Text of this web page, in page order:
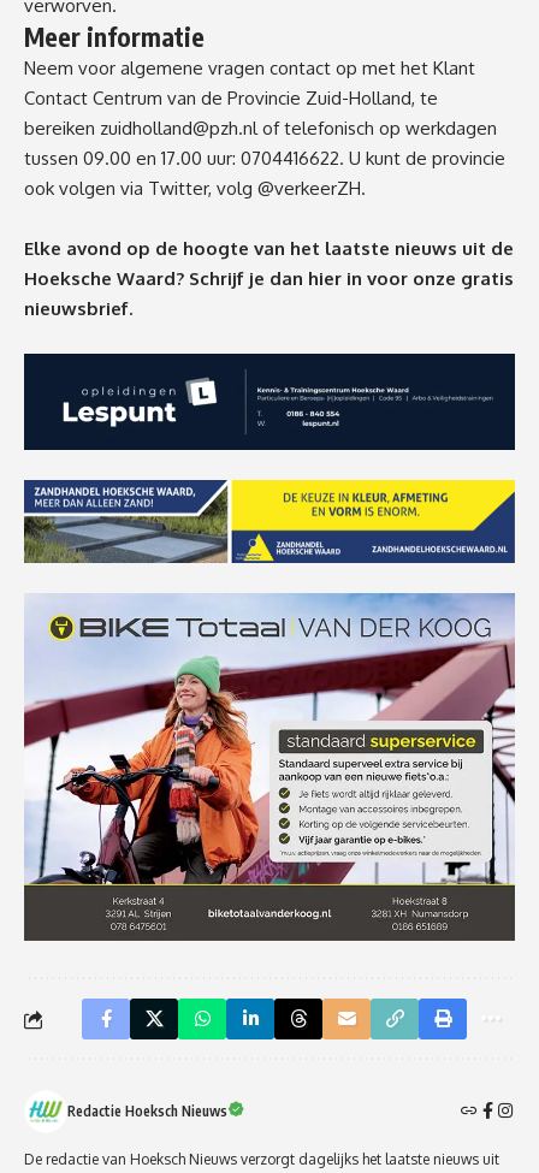
verworven.
Meer informatie
Neem voor algemene vragen contact op met het Klant
Contact Centrum van de Provincie Zuid-Holland, te
bereiken zuidholland@pzh.nlof telefonisch op werkdagen
tussen 09.00 en 17.00 uur: 0704416622. U kunt de provincie
ook volgen via Twitter, volg @verkeerZH.
Elke avond op de hoogte van het laatste nieuws uit de
Hoeksche Waard? Schrijf je dan hier in voor onze gratis
nieuwsbrief.
Redactie Hoeksch Nieuws
De redactie van Hoeksch Nieuws verzorgt dagelijks het laatste nieuws uit